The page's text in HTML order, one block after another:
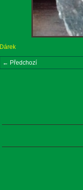
Dárek
← Předchozí